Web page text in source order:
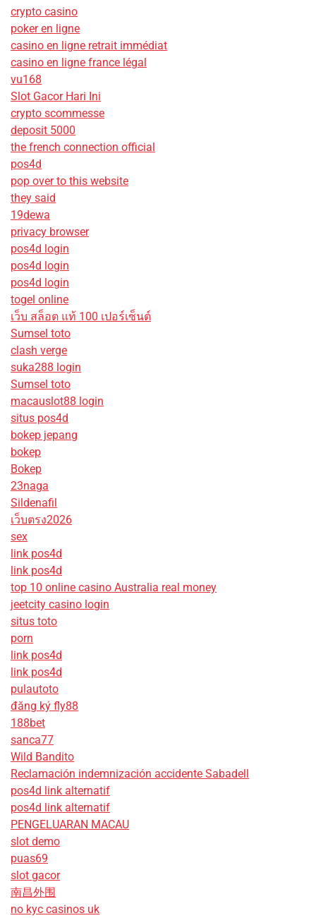
crypto casino
poker en ligne
casino en ligne retrait immédiat
casino en ligne france légal
vu168
Slot Gacor Hari Ini
crypto scommesse
deposit 5000
the french connection official
pos4d
pop over to this website
they said
19dewa
privacy browser
pos4d login
pos4d login
pos4d login
togel online
เว็บ สล็อต แท้ 100 เปอร์เซ็นต์
Sumsel toto
clash verge
suka288 login
Sumsel toto
macauslot88 login
situs pos4d
bokep jepang
bokep
Bokep
23naga
Sildenafil
เว็บตรง2026
sex
link pos4d
link pos4d
top 10 online casino Australia real money
jeetcity casino login
situs toto
porn
link pos4d
link pos4d
pulautoto
đăng ký fly88
188bet
sanca77
Wild Bandito
Reclamación indemnización accidente Sabadell
pos4d link alternatif
pos4d link alternatif
PENGELUARAN MACAU
slot demo
puas69
slot gacor
南昌外围
no kyc casinos uk